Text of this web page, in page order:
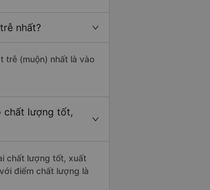
nhất?
trễ (muộn) nhất là vào
chất lượng tốt,
chất lượng tốt, xuất
điểm chất lượng là